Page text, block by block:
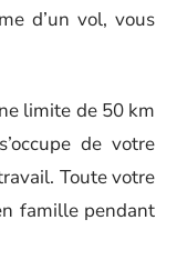
d’un vol, vous
limite de 50 km
de votre
Toute votre
famille pendant